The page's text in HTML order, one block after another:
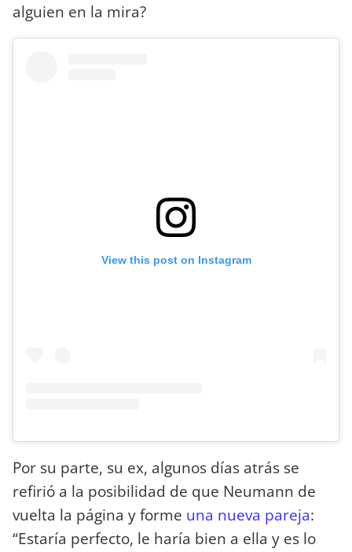
alguien en la mira?
View this post on Instagram
Por su parte, su ex, algunos días atrás se
refirió a la posibilidad de que Neumann de
vuelta la página y forme una nueva pareja:
“Estaría perfecto, le haría bien a ella y es lo